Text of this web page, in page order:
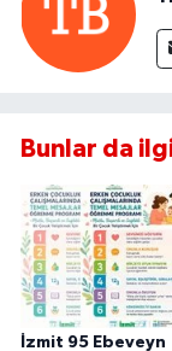
Bunlar da
İzmit 95 Ebeveyn